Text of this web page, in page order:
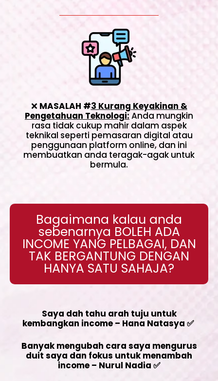
❌ MASALAH #3 Kurang Keyakinan &
Pengetahuan Teknologi: Anda mungkin
rasa tidak cukup mahir dalam aspek
teknikal seperti pemasaran digital atau
penggunaan platform online, dan ini
membuatkan anda teragak-agak untuk
bermula.
Bagaimana kalau anda
sebenarnya BOLEH ADA
INCOME YANG PELBAGAI, DAN
TAK BERGANTUNG DENGAN
HANYA SATU SAHAJA?
Saya dah tahu arah tuju untuk
kembangkan income – Hana Natasya ✅
Banyak mengubah cara saya mengurus
duit saya dan fokus untuk menambah
income – Nurul Nadia ✅